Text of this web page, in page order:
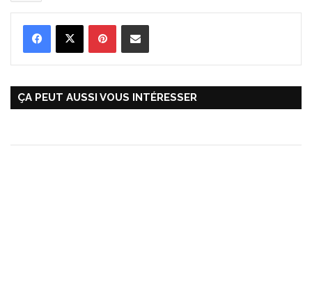
ÇA PEUT AUSSI VOUS INTÉRESSER